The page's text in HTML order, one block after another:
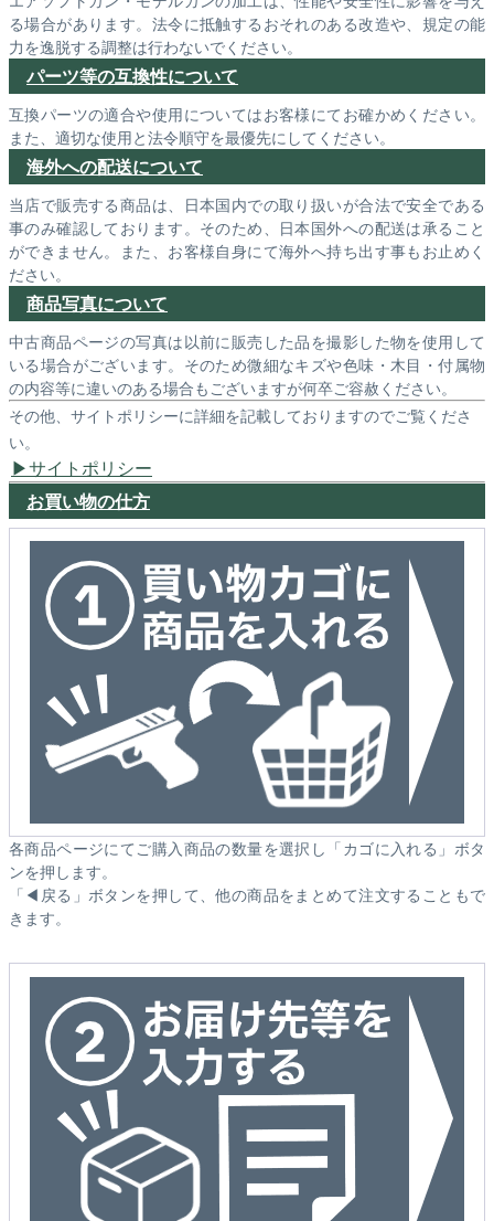
る場合があります。法令に抵触するおそれのある改造や、規定の能
力を逸脱する調整は行わないでください。
パーツ等の互換性について
互換パーツの適合や使用についてはお客様にてお確かめください。
また、適切な使用と法令順守を最優先にしてください。
海外への配送について
当店で販売する商品は、日本国内での取り扱いが合法で安全である
事のみ確認しております。そのため、日本国外への配送は承ること
ができません。また、お客様自身にて海外へ持ち出す事もお止めく
ださい。
商品写真について
中古商品ページの写真は以前に販売した品を撮影した物を使用して
いる場合がございます。そのため微細なキズや色味・木目・付属物
の内容等に違いのある場合もございますが何卒ご容赦ください。
その他、サイトポリシーに詳細を記載しておりますのでご覧くださ
い。
サイトポリシー
お買い物の仕方
各商品ページにてご購入商品の数量を選択し「カゴに入れる」ボタ
ンを押します。
「◀戻る」ボタンを押して、他の商品をまとめて注文することもで
きます。